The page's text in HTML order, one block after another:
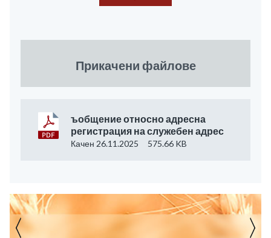
Прикачени файлове
ъобщение относно адресна
регистрация на служебен адрес
Качен 26.11.2025 575.66 KB